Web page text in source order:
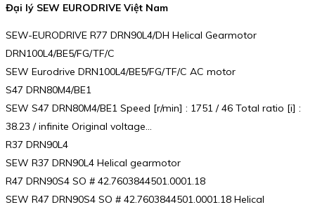
Đại lý SEW EURODRIVE Việt Nam
SEW-EURODRIVE R77 DRN90L4/DH Helical Gearmotor
DRN100L4/BE5/FG/TF/C
SEW Eurodrive DRN100L4/BE5/FG/TF/C AC motor
S47 DRN80M4/BE1
SEW S47 DRN80M4/BE1 Speed [r/min] : 1751 / 46 Total ratio [i] :
38.23 / infinite Original voltage…
R37 DRN90L4
SEW R37 DRN90L4 Helical gearmotor
R47 DRN90S4 SO # 42.7603844501.0001.18
SEW R47 DRN90S4 SO # 42.7603844501.0001.18 Helical